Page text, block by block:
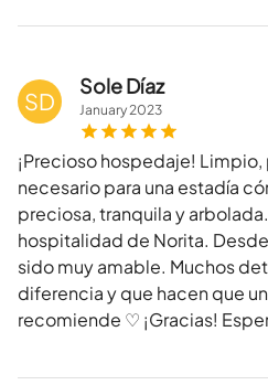
SD
Sole Díaz
January2023
¡Precioso hospedaje!
necesario para una estadía
preciosa, tranquila y
hospitalidad de Norita.
sido muy amable. Muchos
diferencia y que hacen que
recomiende ♡ ¡Gracias!